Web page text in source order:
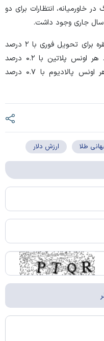
خاورمیانه، انتظارات برای دو
سال جاری وجود داشت.
در بازار سایر فلزات ارزشمند، هر اونس نقره برای تحویل فوری با ۲ درصد
کاهش، به ۷۴ دلار و ۳۵ سنت رسید. هر اونس پلاتین با ۰.۲ درصد
کاهش، به ۲۰۴۱ دلار و ۴۰ سنت و هر اونس پالادیوم با ۰.۷ درصد
طلا ارزش دلار